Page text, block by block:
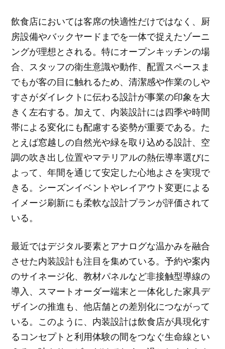
飲食店においては客席の快適性だけではなく、厨
房設備やバックヤードまでを一体で捉えたゾーニ
ングが理想とされる。特にオープンキッチンの場
合、スタッフの衛生意識や動作、配置スペースま
でもが客の目に触れるため、清潔感や作業のしや
すさがダイレクトに伝わる設計が事業の印象を大
きく左右する。加えて、内装設計には四季や時間
帯による変化にも配慮する姿勢が重要である。た
とえば窓越しの自然光や緑を取り込める設計、空
調の吹き出し位置やマテリアルの熱伝導率選びに
よって、年間を通じて安定した心地よさを実現で
きる。シーズンイベントやレイアウト変更による
イメージ刷新にも柔軟な設計プランが評価されて
いる。
最近ではデジタル要素とアナログな温かみを融合
させた内装設計も注目を集めている。予約や案内
のサイネージ化、教材パネルなど非接触型導線の
導入、スマートオーダー端末と一体化した家具デ
ザインの推進も、他店舗との差別化につながって
いる。このように、内装設計は飲食店が具現化す
るコンセプトと利用体験の間をつなぐ生命線とい